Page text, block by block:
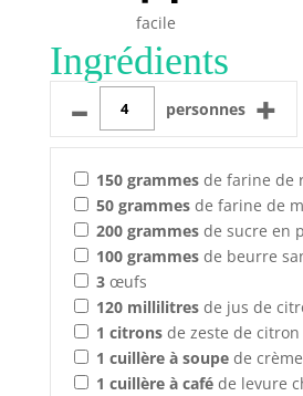
facile
Ingrédients
– personnes +
150 grammesde farine de
50 grammesde farine de
200 grammesde sucre en
100 grammesde beurre
3œufs
120 millilitresde jus de
1 citronsde zeste de citron
1 cuillère à soupede
1 cuillère à caféde levure